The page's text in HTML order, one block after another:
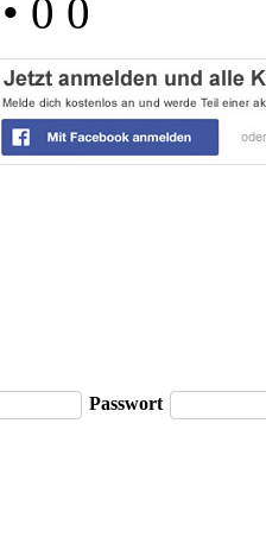
• 0 0
Passwort